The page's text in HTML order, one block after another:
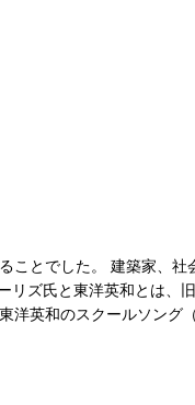
ことでした。 建築家、社
リズ氏と東洋英和とは、
洋英和のスクールソング